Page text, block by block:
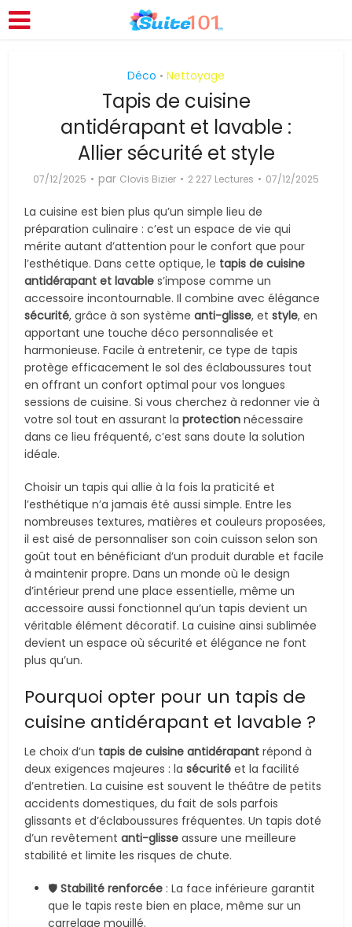
Déco • Nettoyage
Tapis de cuisine
antidérapant et lavable :
Allier sécurité et style
07/12/2025 par Clovis Bizier 2 227 Lectures 07/12/2025
La cuisine est bien plus qu’un simple lieu de
préparation culinaire : c’est un espace de vie qui
mérite autant d’attention pour le confort que pour
l’esthétique. Dans cette optique, le tapis de cuisine
antidérapant et lavable s’impose comme un
accessoire incontournable. Il combine avec élégance
sécurité, grâce à son systèmeanti-glisse, etstyle, en
apportant une touche déco personnalisée et
harmonieuse. Facile à entretenir, ce type de tapis
protège efficacement le sol des éclaboussures tout
en offrant un confort optimal pour vos longues
sessions de cuisine. Si vous cherchez à redonner vie à
votre sol tout en assurant laprotection nécessaire
dans ce lieu fréquenté, c’est sans doute la solution
idéale.
Choisir un tapis qui allie à la fois la praticité et
l’esthétique n’a jamais été aussi simple. Entre les
nombreuses textures, matières et couleurs proposées,
il est aisé de personnaliser son coin cuisson selon son
goût tout en bénéficiant d’un produit durable et facile
à maintenir propre. Dans un monde où le design
d’intérieur prend une place essentielle, même un
accessoire aussi fonctionnel qu’un tapis devient un
véritable élément décoratif. La cuisine ainsi sublimée
devient un espace où sécurité et élégance ne font
plus qu’un.
Pourquoi opter pour un tapis de
cuisine antidérapant et lavable ?
Le choix d’un tapis de cuisine antidérapant répond à
deux exigences majeures : lasécurité et la facilité
d’entretien. La cuisine est souvent le théâtre de petits
accidents domestiques, du fait de sols parfois
glissants et d’éclaboussures fréquentes. Un tapis doté
d’un revêtementanti-glisse assure une meilleure
stabilité et limite les risques de chute.
🛡️Stabilité renforcée : La face inférieure garantit
que le tapis reste bien en place, même sur un
carrelage mouillé.